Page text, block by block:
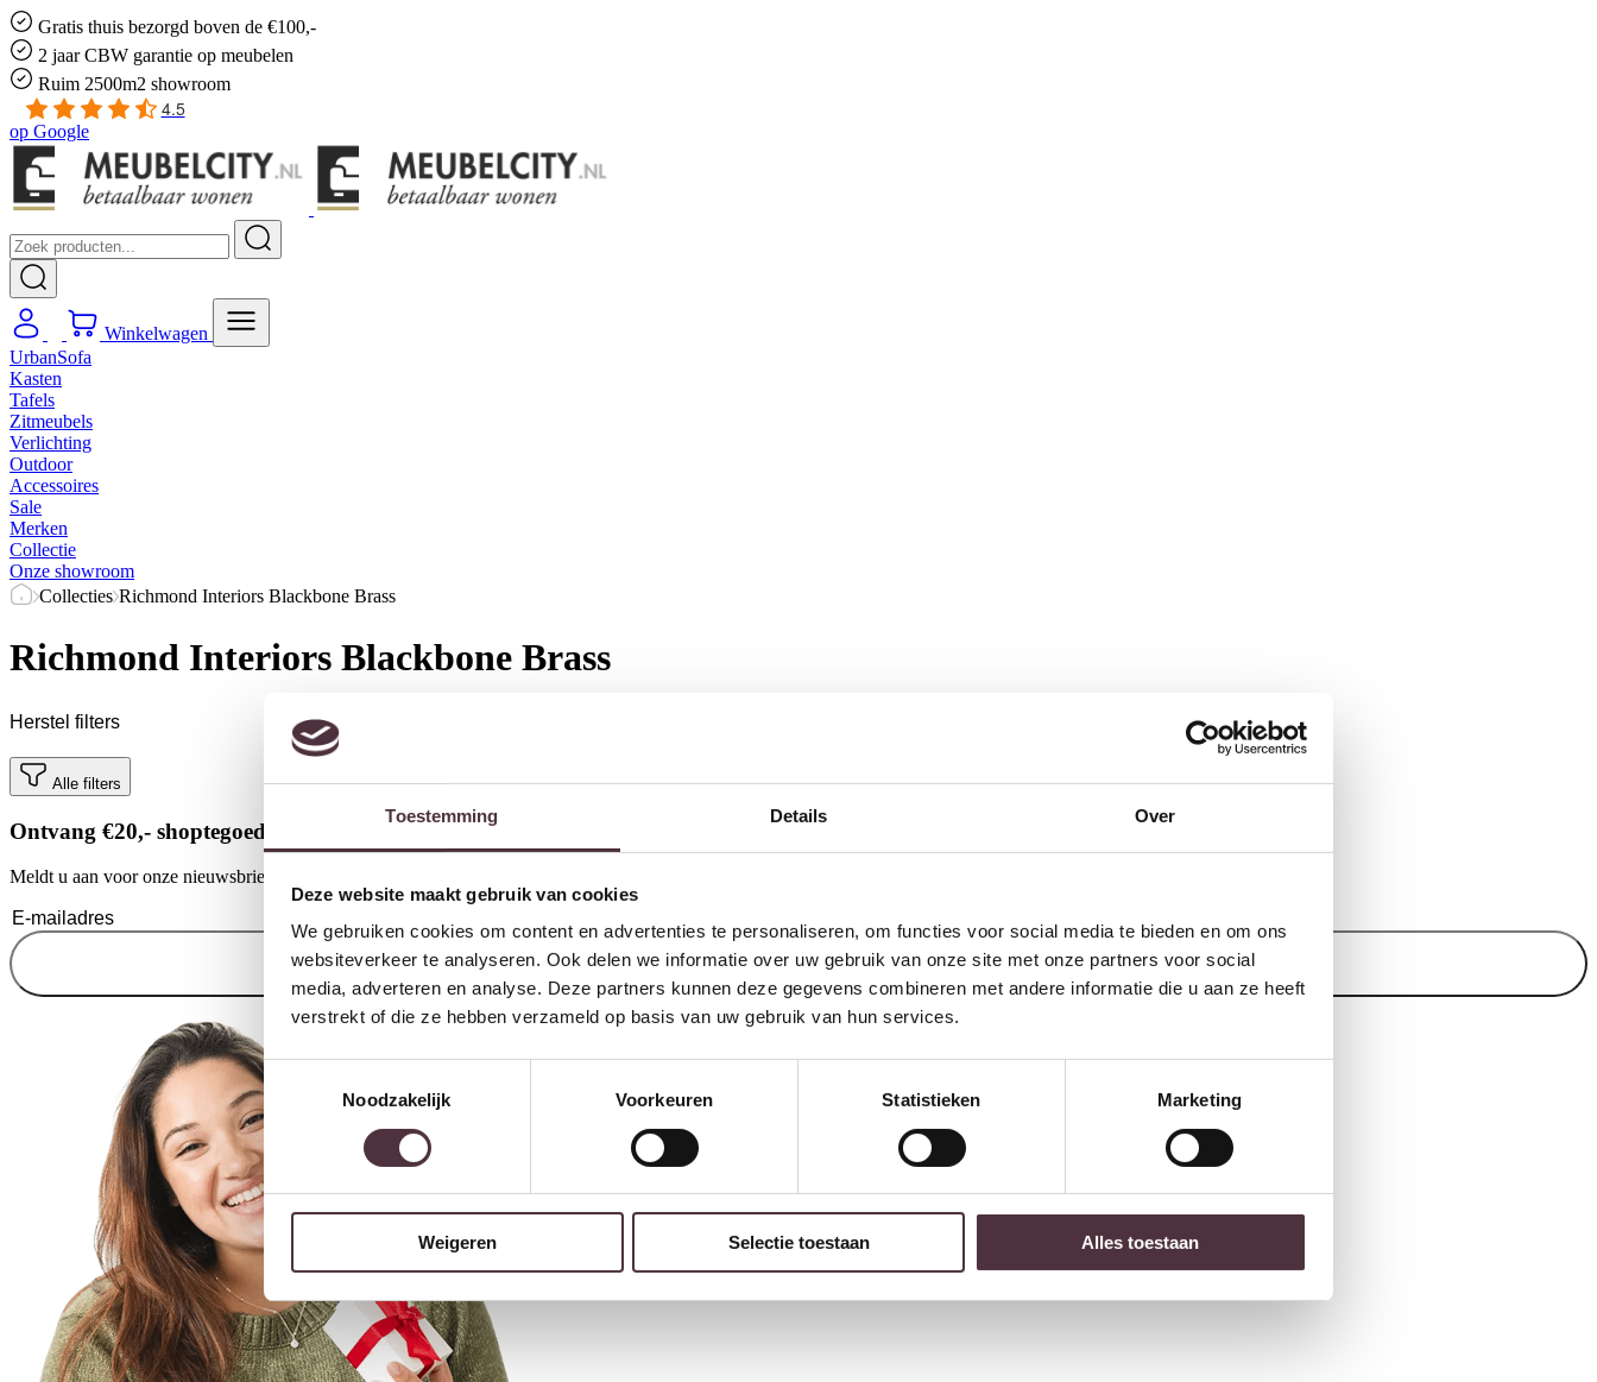
Toestemming Details Over
Deze website maakt gebruik van cookies
We gebruiken cookies om content en advertenties te personaliseren, om functies voor social media te bieden en om ons
websiteverkeer te analyseren. Ook delen we informatie over uw gebruik van onze site met onze partners voor social
media, adverteren en analyse. Deze partners kunnen deze gegevens combineren met andere informatie die u aan ze heeft
verstrekt of die ze hebben verzameld op basis van uw gebruik van hun services.
Toestemmingsselectie
Noodzakelijk
Voorkeuren Statistieken Marketing
Weigeren Selectie toestaan Alles toestaan
Gratis thuis bezorgd boven de €100,-
2 jaar CBW garantie op meubelen
Ruim 2500m2 showroom
4.5
op Google
Winkelwagen
UrbanSofa
Kasten
Tafels
Zitmeubels
Verlichting
Outdoor
Accessoires
Sale
Merken
Collectie
Onze showroom
Collecties Richmond Interiors Blackbone Brass
Richmond Interiors Blackbone Brass
Herstel filters
Alle filters
Ontvang €20,- shoptegoed
Meldt u aan voor onze nieuwsbrief en ontvang €20,- shoptegoed voor uw volgende bestelling van minimaal €200,- (niet geldig op afgeprijsde items).
Inschrijven